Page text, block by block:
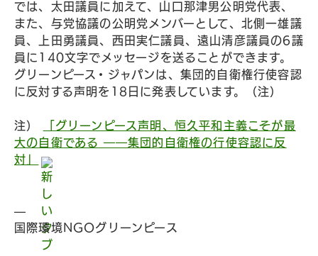
では、太田議員に加えて、山口那津男公明党代表、
また、与党協議の公明党メンバーとして、北側一雄議
員、上田勇議員、西田実仁議員、遠山清彦議員の6議
員に140文字でメッセージを送ることができます。
グリーンピース・ジャパンは、集団的自衛権行使容認
に反対する声明を18日に発表しています。（注）
注）
「グリーンピース声明、恒久平和主義こそが最
大の自衛である ――集団的自衛権の行使容認に反
対」
—
国際環境NGOグリーンピース